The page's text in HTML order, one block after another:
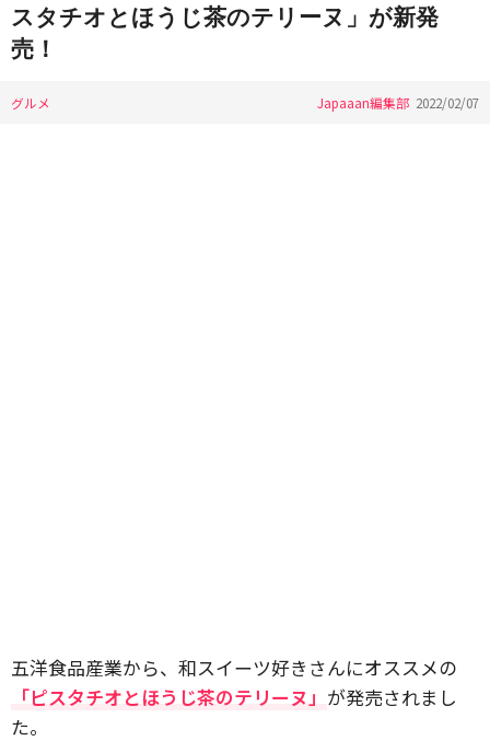
スタチオとほうじ茶のテリーヌ」が新発
売！
グルメ Japaaan編集部 2022/02/07
五洋食品産業から、和スイーツ好きさんにオススメの
「ピスタチオとほうじ茶のテリーヌ」 が発売されまし
た。